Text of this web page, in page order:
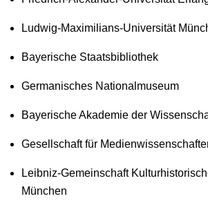
Ludwig-Maximilians-Universität
Bayerische Staatsbibliothek
Germanisches Nationalmuseum
Bayerische Akademie der
Gesellschaft für
Leibniz-Gemeinschaft
München